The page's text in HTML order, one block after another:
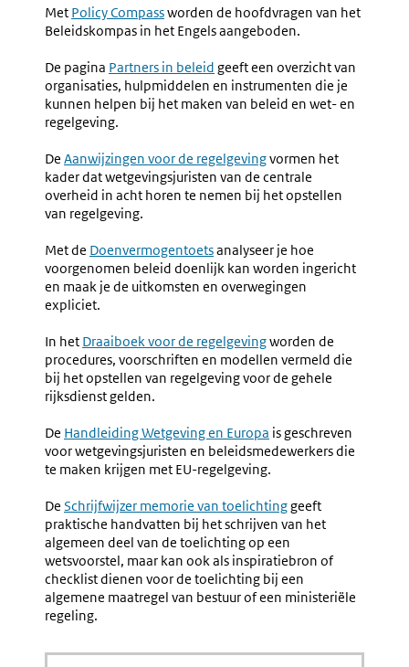
Met Policy Compassworden de hoofdvragen van het
Beleidskompas in het Engels aangeboden.
De pagina Partners in beleid geeft een overzicht van
organisaties, hulpmiddelen en instrumenten die je
kunnen helpen bij het maken van beleid en wet- en
regelgeving.
De Aanwijzingen voor de regelgevingvormen het
kader dat wetgevingsjuristen van de centrale
overheid in acht horen te nemen bij het opstellen
van regelgeving.
Met de Doenvermogentoetsanalyseer je hoe
voorgenomen beleid doenlijk kan worden ingericht
en maak je de uitkomsten en overwegingen
expliciet.
In het Draaiboek voor de regelgevingworden de
procedures, voorschriften en modellen vermeld die
bij het opstellen van regelgeving voor de gehele
rijksdienst gelden.
De Handleiding Wetgeving en Europa is geschreven
voor wetgevingsjuristen en beleidsmedewerkers die
te maken krijgen met EU-regelgeving.
De Schrijfwijzer memorie van toelichtinggeeft
praktische handvatten bij het schrijven van het
algemeen deel van de toelichting op een
wetsvoorstel, maar kan ook als inspiratiebron of
checklist dienen voor de toelichting bij een
algemene maatregel van bestuur of een ministeriële
regeling.